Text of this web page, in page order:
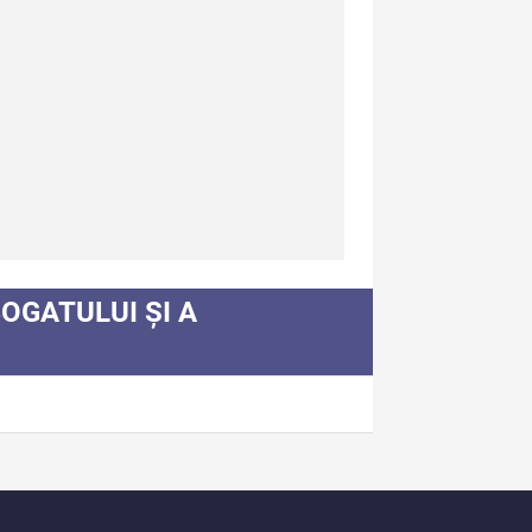
culturală III (2024)
ȘI A